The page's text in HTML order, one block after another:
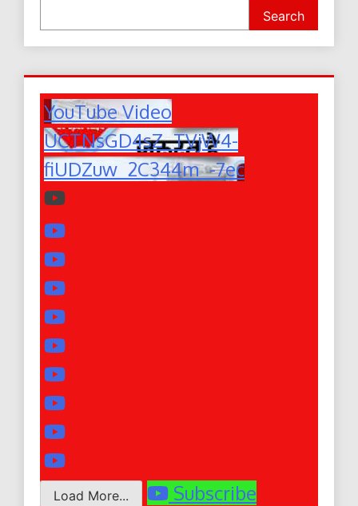
Search
YouTube Video
UCTNsGD4sZ_TVjW4-
fiUDZuw_2C344m_-7ec
Load More... Subscribe